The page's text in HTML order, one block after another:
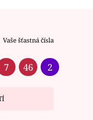
Vaše šťastná čísla
7 46 2